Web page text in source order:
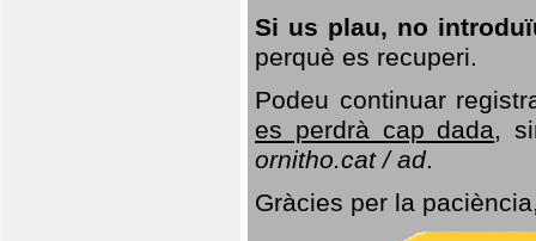
Si us plau, no
perquè es recuperi.
Podeu continuar
es perdrà cap dada,
ornitho.cat / ad.
Gràcies per la